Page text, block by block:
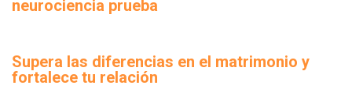
neurociencia prueba
Supera las diferencias en el matrimonio y
fortalece tu relación